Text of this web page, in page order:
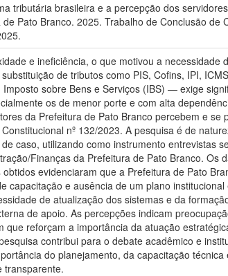
tributária brasileira e a percepção dos
Pato Branco. 2025. Trabalho de Conclusão de
e ineficiência, o que motivou a necessidade
de tributos como PIS, Cofins, IPI,
sobre Bens e Serviços (IBS) — exige
os de menor porte e com alta
da Prefeitura de Pato Branco percebem e
nº 132/2023. A pesquisa é de
caso, utilizando como instrumento entrevistas
Finanças da Prefeitura de Pato Branco. Os
evidenciaram que a Prefeitura de Pato
capacitação e ausência de um plano
de atualização dos sistemas e da
de apoio. As percepções indicam
reforçam a importância da atuação
contribui para o debate acadêmico e
do planejamento, da capacitação
transparente.